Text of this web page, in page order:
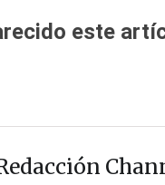
este